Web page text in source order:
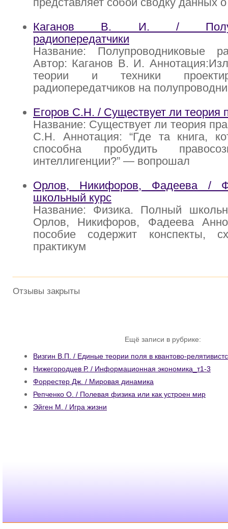
Каганов В. И. /
радиопередатчики
Название: Полупроводниковые
Автор: Каганов В. И.
теории и техники
радиопередатчиков на
Егоров С.Н. / Существует ли теория
Название: Существует ли теория
С.Н. Аннотация: “Где та книга,
способна пробудить
интеллигенции?” — вопрошал
Орлов, Никифоров, Фадеева /
школьный курс
Название: Физика. Полный
Орлов, Никифоров, Фадеева
пособие содержит конспекты,
практикум
Отзывы закрыты
Ещё записи в рубрике:
Визгин В.П. / Единые теории поля в квантово-
Нижегородцев Р. / Информационная экономика_т1-3
Форрестер Дж. / Мировая динамика
Репченко О. / Полевая физика или как устроен мир
Эйген М. / Игра жизни